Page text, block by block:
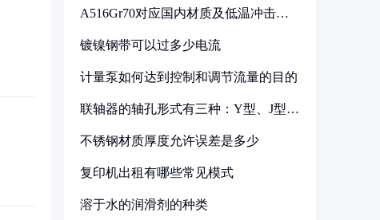
A516Gr70对应国内材质及低温冲击要
镀镍钢带可以过多少电流
计量泵如何达到控制和调节流量的目的
联轴器的轴孔形式有三种：Y型、J型、
不锈钢材质厚度允许误差是多少
复印机出租有哪些常见模式
溶于水的润滑剂的种类